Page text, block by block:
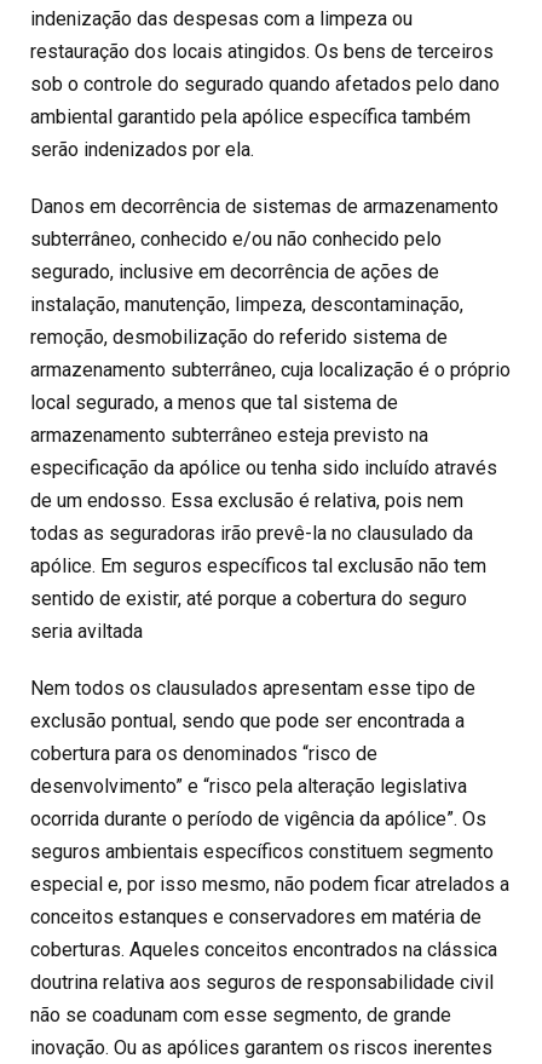
indenização das despesas com a limpeza ou
restauração dos locais atingidos. Os bens de terceiros
sob o controle do segurado quando afetados pelo dano
ambiental garantido pela apólice específica também
serão indenizados por ela.
Danos em decorrência de sistemas de armazenamento
subterrâneo, conhecido e/ou não conhecido pelo
segurado, inclusive em decorrência de ações de
instalação, manutenção, limpeza, descontaminação,
remoção, desmobilização do referido sistema de
armazenamento subterrâneo, cuja localização é o próprio
local segurado, a menos que tal sistema de
armazenamento subterrâneo esteja previsto na
especificação da apólice ou tenha sido incluído através
de um endosso. Essa exclusão é relativa, pois nem
todas as seguradoras irão prevê-la no clausulado da
apólice. Em seguros específicos tal exclusão não tem
sentido de existir, até porque a cobertura do seguro
seria aviltada
Nem todos os clausulados apresentam esse tipo de
exclusão pontual, sendo que pode ser encontrada a
cobertura para os denominados “risco de
desenvolvimento” e “risco pela alteração legislativa
ocorrida durante o período de vigência da apólice”. Os
seguros ambientais específicos constituem segmento
especial e, por isso mesmo, não podem ficar atrelados a
conceitos estanques e conservadores em matéria de
coberturas. Aqueles conceitos encontrados na clássica
doutrina relativa aos seguros de responsabilidade civil
não se coadunam com esse segmento, de grande
inovação. Ou as apólices garantem os riscos inerentes